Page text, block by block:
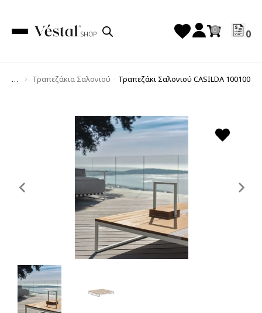
0
You are here:
Τραπεζάκια Σαλονιού Τραπεζάκι Σαλονιού CASILDA 100100
Previous